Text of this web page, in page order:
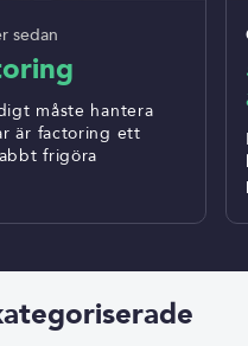
sedan
måste hantera
är factoring ett
frigöra